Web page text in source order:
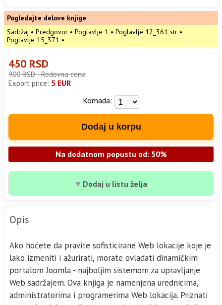
Pogledajte delove knjige
Sadržaj • Predgovor • Poglavlje 1 • Poglavlje 12_361 str •
Poglavlje 15_371 •
450 RSD
900 RSD - Redovna cena
Export price: 5 EUR
Komada:
Dodaj u korpu
Na dodatnom popustu od: 50%
♥ Dodaj u listu želja
Opis
Ako hoćete da pravite sofisticirane Web lokacije koje je
lako izmeniti i ažurirati, morate ovladati dinamičkim
portalom Joomla - najboljim sistemom za upravljanje
Web sadržajem. Ova knjiga je namenjena urednicima,
administratorima i programerima Web lokacija. Priznati